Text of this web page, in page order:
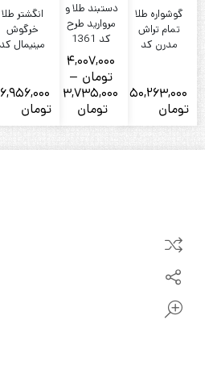
گوشواره طلا
تمام تراش
مدرن کد
50,263,000
تومان
دستبند طلا و
مروارید طرح
کد 1361
4,007,000
تومان –
3,735,000
تومانPrice
range:
انگشتر طلا
خرگوش
مینیمال کد
26,956,000
تومان